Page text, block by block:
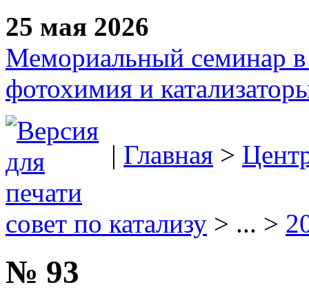
25 мая 2026
Мемориальный семинар в
фотохимия и
| Главная >
совет по катализу > ... >
№ 93